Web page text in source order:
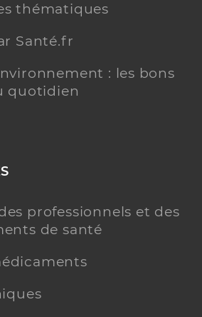
thématiques
Santé.fr
: les bons
quotidien
professionnels et des
de santé